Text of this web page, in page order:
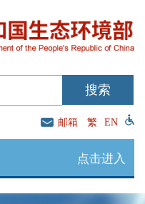
邮箱 繁 EN
点击进入